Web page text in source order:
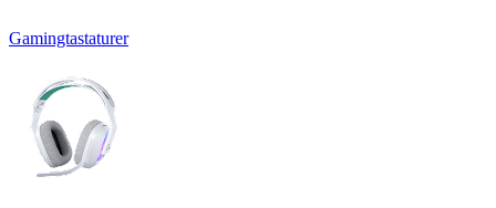
Gamingtastaturer